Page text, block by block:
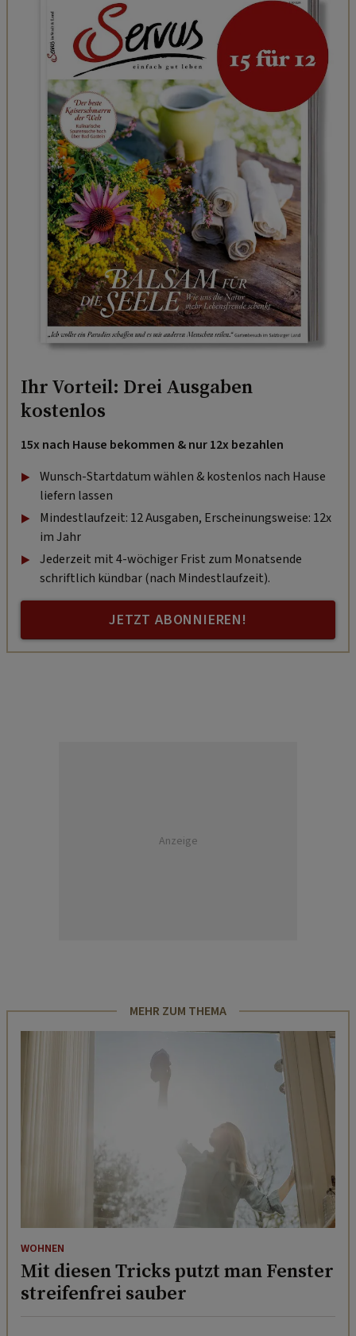
Ihr Vorteil: Drei Ausgaben
kostenlos
15x nach Hause bekommen & nur 12x bezahlen
Wunsch-Startdatum wählen & kostenlos nach Hause
liefern lassen
Mindestlaufzeit: 12 Ausgaben, Erscheinungsweise: 12x
im Jahr
Jederzeit mit 4-wöchiger Frist zum Monatsende
schriftlich kündbar (nach Mindestlaufzeit).
JETZT ABONNIEREN!
Anzeige
MEHR ZUM THEMA
WOHNEN
Mit diesen Tricks putzt man Fenster
streifenfrei sauber